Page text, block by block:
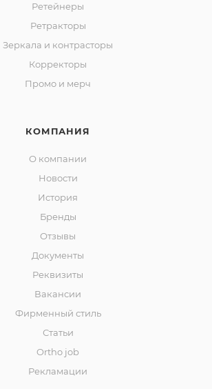
Ретейнеры
Ретракторы
Зеркала и контраcторы
Корректоры
Промо и мерч
КОМПАНИЯ
О компании
Новости
История
Бренды
Отзывы
Документы
Реквизиты
Вакансии
Фирменный стиль
Статьи
Ortho job
Рекламации